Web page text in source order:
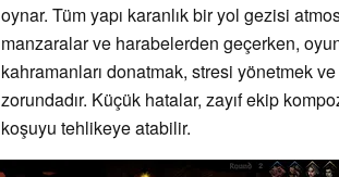
oynar. Tüm yapı karanlık bir yol gezisi
manzaralar ve harabelerden geçerken,
kahramanları donatmak, stresi yönetmek
zorundadır. Küçük hatalar, zayıf ekip
koşuyu tehlikeye atabilir.